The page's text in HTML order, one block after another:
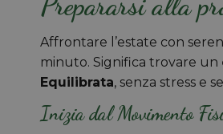
Affrontare l’estate con
minuto. Significa trovare un
Equilibrata, senza stress e
Inizia dal Movimento